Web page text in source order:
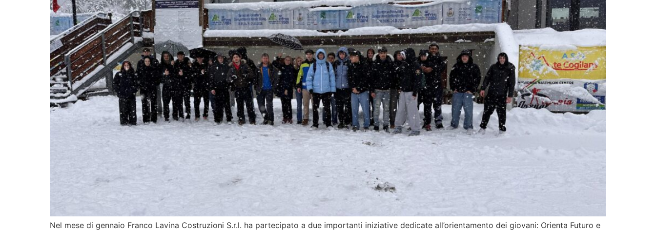
Nel mese di gennaio Franco Lavina Costruzioni S.r.l. ha partecipato a due importanti iniziative dedicate all’orientamento dei giovani: Orienta Futuro e